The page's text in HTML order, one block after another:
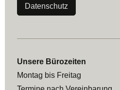
Datenschutz
Unsere Bürozeiten
Montag bis Freitag